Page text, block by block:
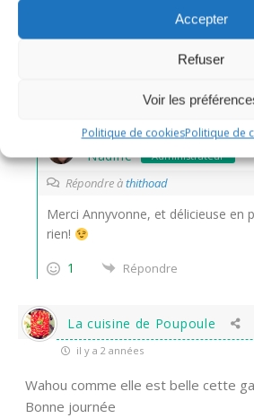
Accepter
Refuser
Voir les
Politique de cookiesPolitique de
voilà une très belle galette
Répondre
Nadine Administrateur
Répondre àthithoad
Merci Annyvonne, et délicieuse en
rien!
1
Répondre
La cuisine de Poupoule
il y a 2 années
Wahou comme elle est belle cette
Bonne journée